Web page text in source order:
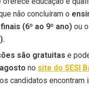
não concluíram o
(6º ao 9º ano) ou o
são gratuitas e
no site do SESI
candidatos encontram